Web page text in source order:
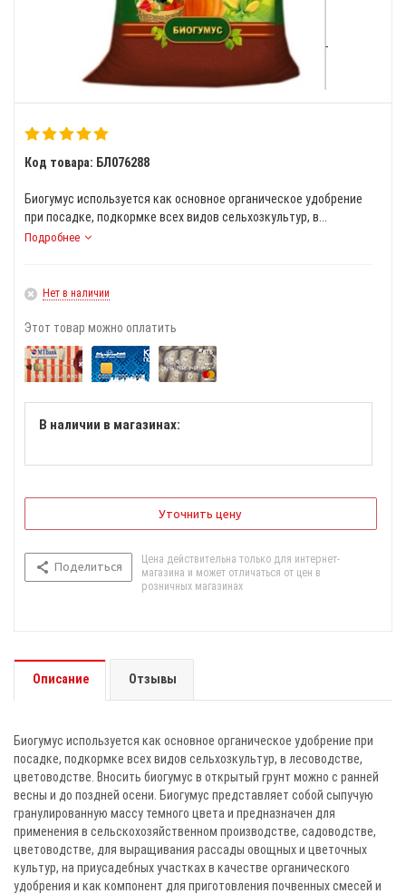
Код товара: БЛ076288
Биогумус используется как основное органическое удобрение
при посадке, подкормке всех видов сельхозкультур, в...
Подробнее
Нет в наличии
Этот товар можно оплатить
В наличии в магазинах:
Уточнить цену
Поделиться
Цена действительна только для интернет-
магазина и может отличаться от цен в
розничных магазинах
Описание Отзывы
Биогумус используется как основное органическое удобрение при
посадке, подкормке всех видов сельхозкультур, в лесоводстве,
цветоводстве. Вносить биогумус в открытый грунт можно с ранней
весны и до поздней осени. Биогумус представляет собой сыпучую
гранулированную массу темного цвета и предназначен для
применения в сельскохозяйственном производстве, садоводстве,
цветоводстве, для выращивания рассады овощных и цветочных
культур, на приусадебных участках в качестве органического
удобрения и как компонент для приготовления почвенных смесей и